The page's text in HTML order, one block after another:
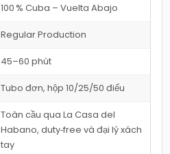
100 % Cuba – Vuelta Abajo
Regular Production
45–60 phút
Tubo đơn, hộp 10/25/50 điếu
Toàn cầu qua La Casa del
Habano, duty‑free và đại lý xách
tay